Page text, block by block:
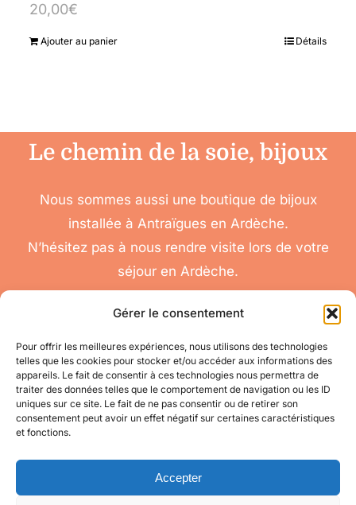
Gérer le consentement
Pour offrir les meilleures expériences, nous utilisons des technologies
telles que les cookies pour stocker et/ou accéder aux informations des
appareils. Le fait de consentir à ces technologies nous permettra de
traiter des données telles que le comportement de navigation ou les ID
uniques sur ce site. Le fait de ne pas consentir ou de retirer son
consentement peut avoir un effet négatif sur certaines caractéristiques
et fonctions.
Accepter
20,00€
Ajouter au panier Détails
Le chemin de la soie, bijoux
Nous sommes aussi une boutique de bijoux
installée à Antraïgues en Ardèche.
N’hésitez pas à nous rendre visite lors de votre
séjour en Ardèche.
nous
contacter
pour toute question
Toggle
Navigation
Accéder à mon compte
Conditions
Générales de Vente